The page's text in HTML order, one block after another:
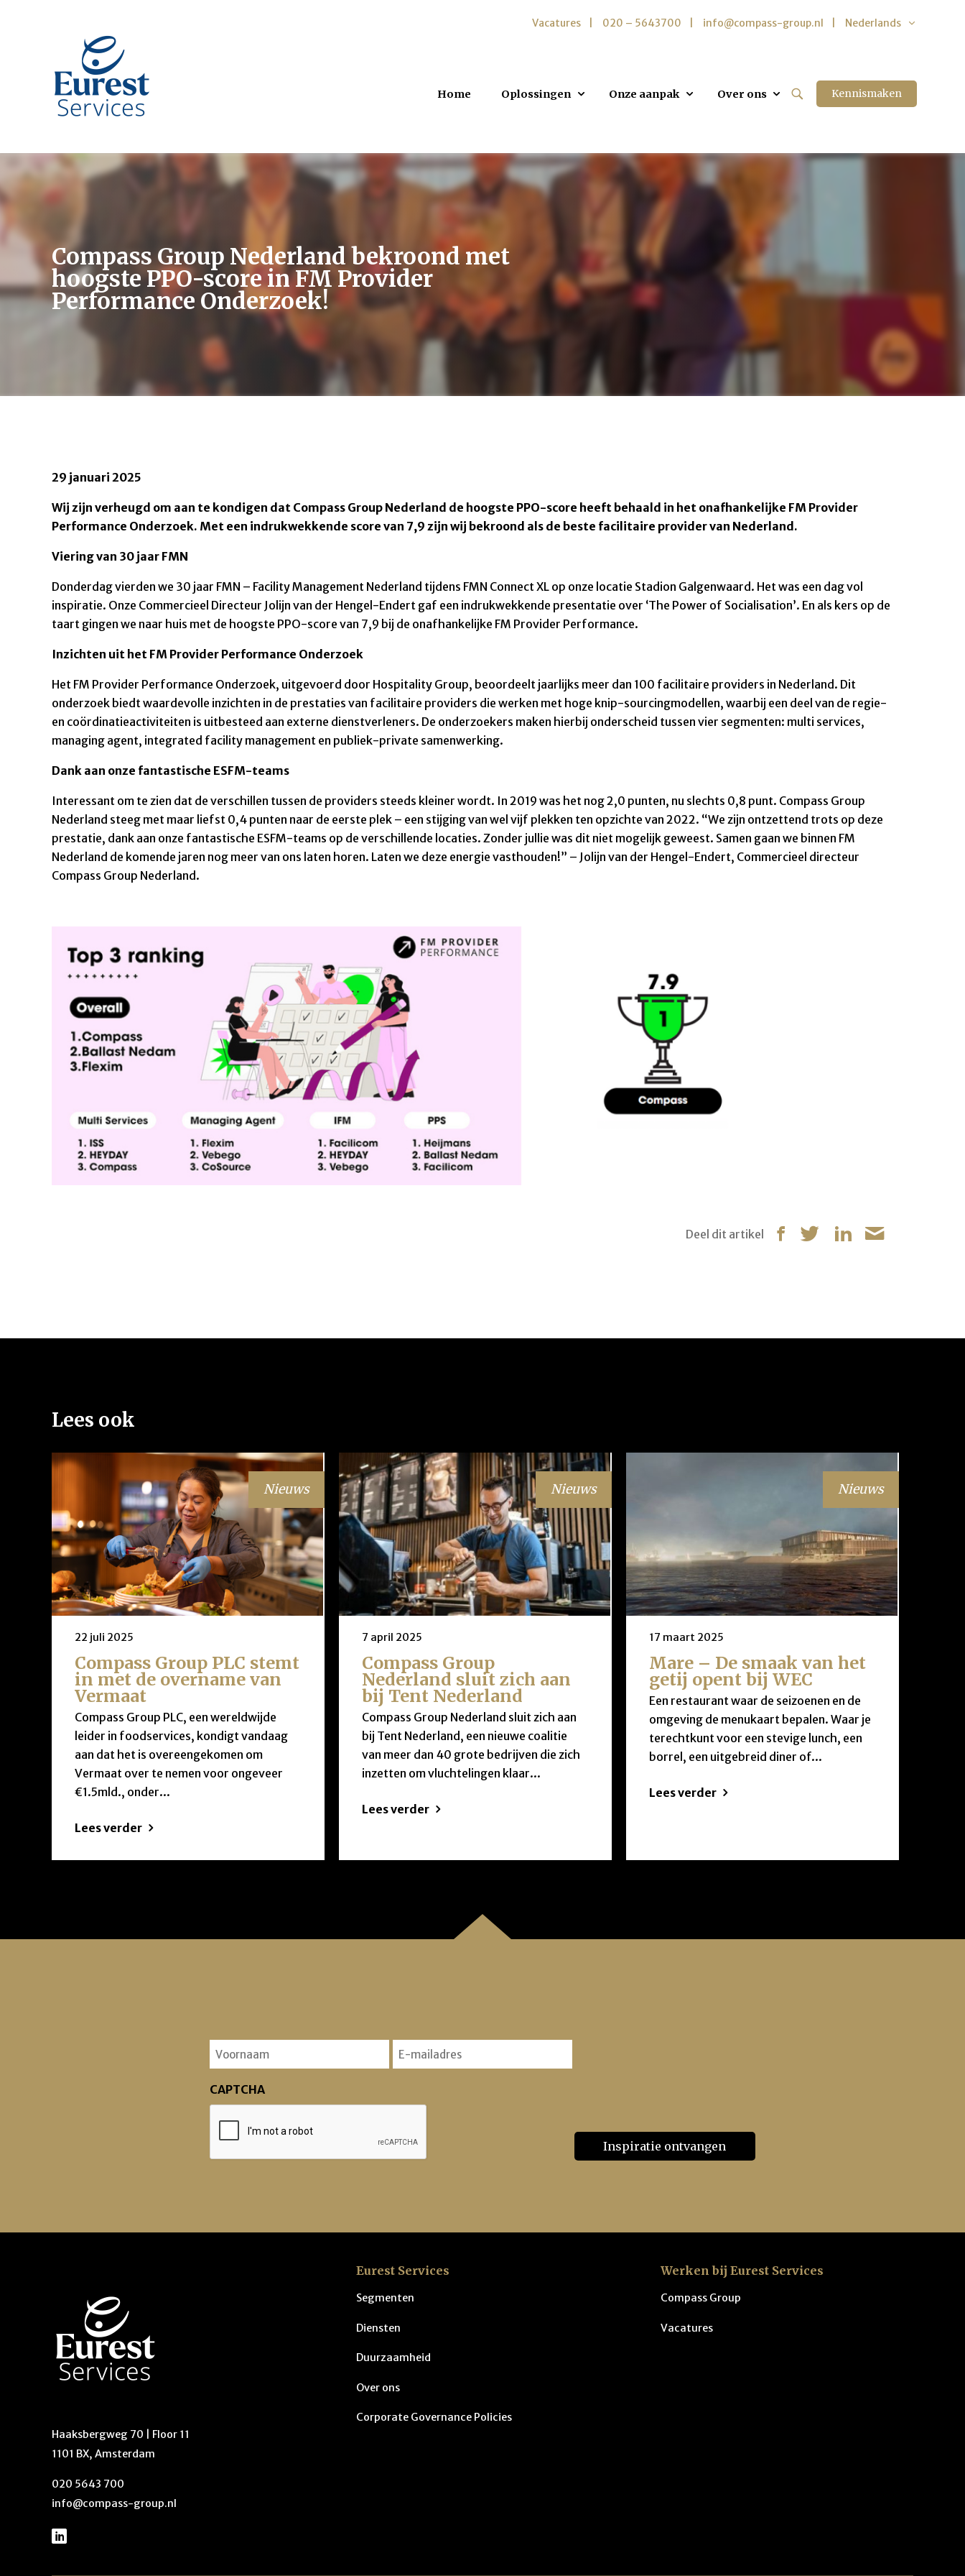
Vacatures 020 – 5643700 info@compass-group.nl Nederlands
Home Oplossingen Onze aanpak Over ons Kennismaken
Compass Group Nederland bekroond met
hoogste PPO-score in FM Provider
Performance Onderzoek!
29 januari 2025
Wij zijn verheugd om aan te kondigen dat Compass Group Nederland de hoogste PPO-score heeft behaald in het onafhankelijke FM Provider
Performance Onderzoek. Met een indrukwekkende score van 7,9 zijn wij bekroond als de beste facilitaire provider van Nederland.
Viering van 30 jaar FMN
Donderdag vierden we 30 jaar FMN – Facility Management Nederland tijdens FMN Connect XL op onze locatie Stadion Galgenwaard. Het was een dag vol
inspiratie. Onze Commercieel Directeur Jolijn van der Hengel-Endert gaf een indrukwekkende presentatie over ‘The Power of Socialisation’. En als kers op de
taart gingen we naar huis met de hoogste PPO-score van 7,9 bij de onafhankelijke FM Provider Performance.
Inzichten uit het FM Provider Performance Onderzoek
Het FM Provider Performance Onderzoek, uitgevoerd door Hospitality Group, beoordeelt jaarlijks meer dan 100 facilitaire providers in Nederland. Dit
onderzoek biedt waardevolle inzichten in de prestaties van facilitaire providers die werken met hoge knip-sourcingmodellen, waarbij een deel van de regie-
en coördinatieactiviteiten is uitbesteed aan externe dienstverleners. De onderzoekers maken hierbij onderscheid tussen vier segmenten: multi services,
managing agent, integrated facility management en publiek-private samenwerking.
Dank aan onze fantastische ESFM-teams
Interessant om te zien dat de verschillen tussen de providers steeds kleiner wordt. In 2019 was het nog 2,0 punten, nu slechts 0,8 punt. Compass Group
Nederland steeg met maar liefst 0,4 punten naar de eerste plek – een stijging van wel vijf plekken ten opzichte van 2022. “We zijn ontzettend trots op deze
prestatie, dank aan onze fantastische ESFM-teams op de verschillende locaties. Zonder jullie was dit niet mogelijk geweest. Samen gaan we binnen FM
Nederland de komende jaren nog meer van ons laten horen. Laten we deze energie vasthouden!” – Jolijn van der Hengel-Endert, Commercieel directeur
Compass Group Nederland.
Deel dit artikel
Lees ook
22 juli 2025
Nieuws
Compass Group PLC stemt
in met de overname van
Vermaat
Compass Group PLC, een wereldwijde
leider in foodservices, kondigt vandaag
aan dat het is overeengekomen om
Vermaat over te nemen voor ongeveer
€1.5mld., onder...
Lees verder
7 april 2025
Nieuws
Compass Group
Nederland sluit zich aan
bij Tent Nederland
Compass Group Nederland sluit zich aan
bij Tent Nederland, een nieuwe coalitie
van meer dan 40 grote bedrijven die zich
inzetten om vluchtelingen klaar...
Lees verder
17 maart 2025
Nieuws
Mare – De smaak van het
getij opent bij WEC
Een restaurant waar de seizoenen en de
omgeving de menukaart bepalen. Waar je
terechtkunt voor een stevige lunch, een
borrel, een uitgebreid diner of...
Lees verder
Voornaam Email
CAPTCHA
Haaksbergweg 70 | Floor 11
1101 BX, Amsterdam
020 5643 700
info@compass-group.nl
Eurest Services
Segmenten
Diensten
Duurzaamheid
Over ons
Corporate Governance Policies
Werken bij Eurest Services
Compass Group
Vacatures